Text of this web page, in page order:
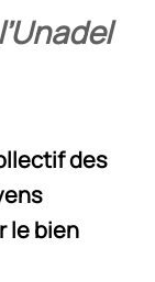
des
le bien